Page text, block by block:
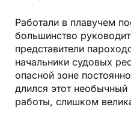
Работали в плавучем
большинство
представители
начальники судовых
опасной зоне
длился этот
работы, слишком